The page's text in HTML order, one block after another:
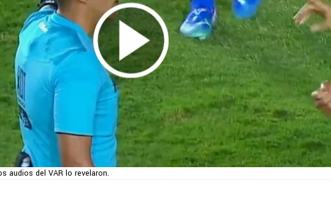
audios del VAR lo revelaron.